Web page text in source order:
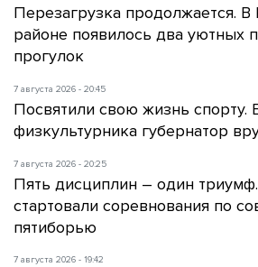
Перезагрузка продолжается. В
районе появилось два уютных
прогулок
7 августа 2026 - 20:45
Посвятили свою жизнь спорту.
физкультурника губернатор
7 августа 2026 - 20:25
Пять дисциплин – один
стартовали соревнования по
пятиборью
7 августа 2026 - 19:42